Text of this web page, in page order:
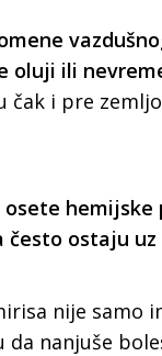
oluji ili
čak i pre
osete
ostaju
nije samo
da nanjuše